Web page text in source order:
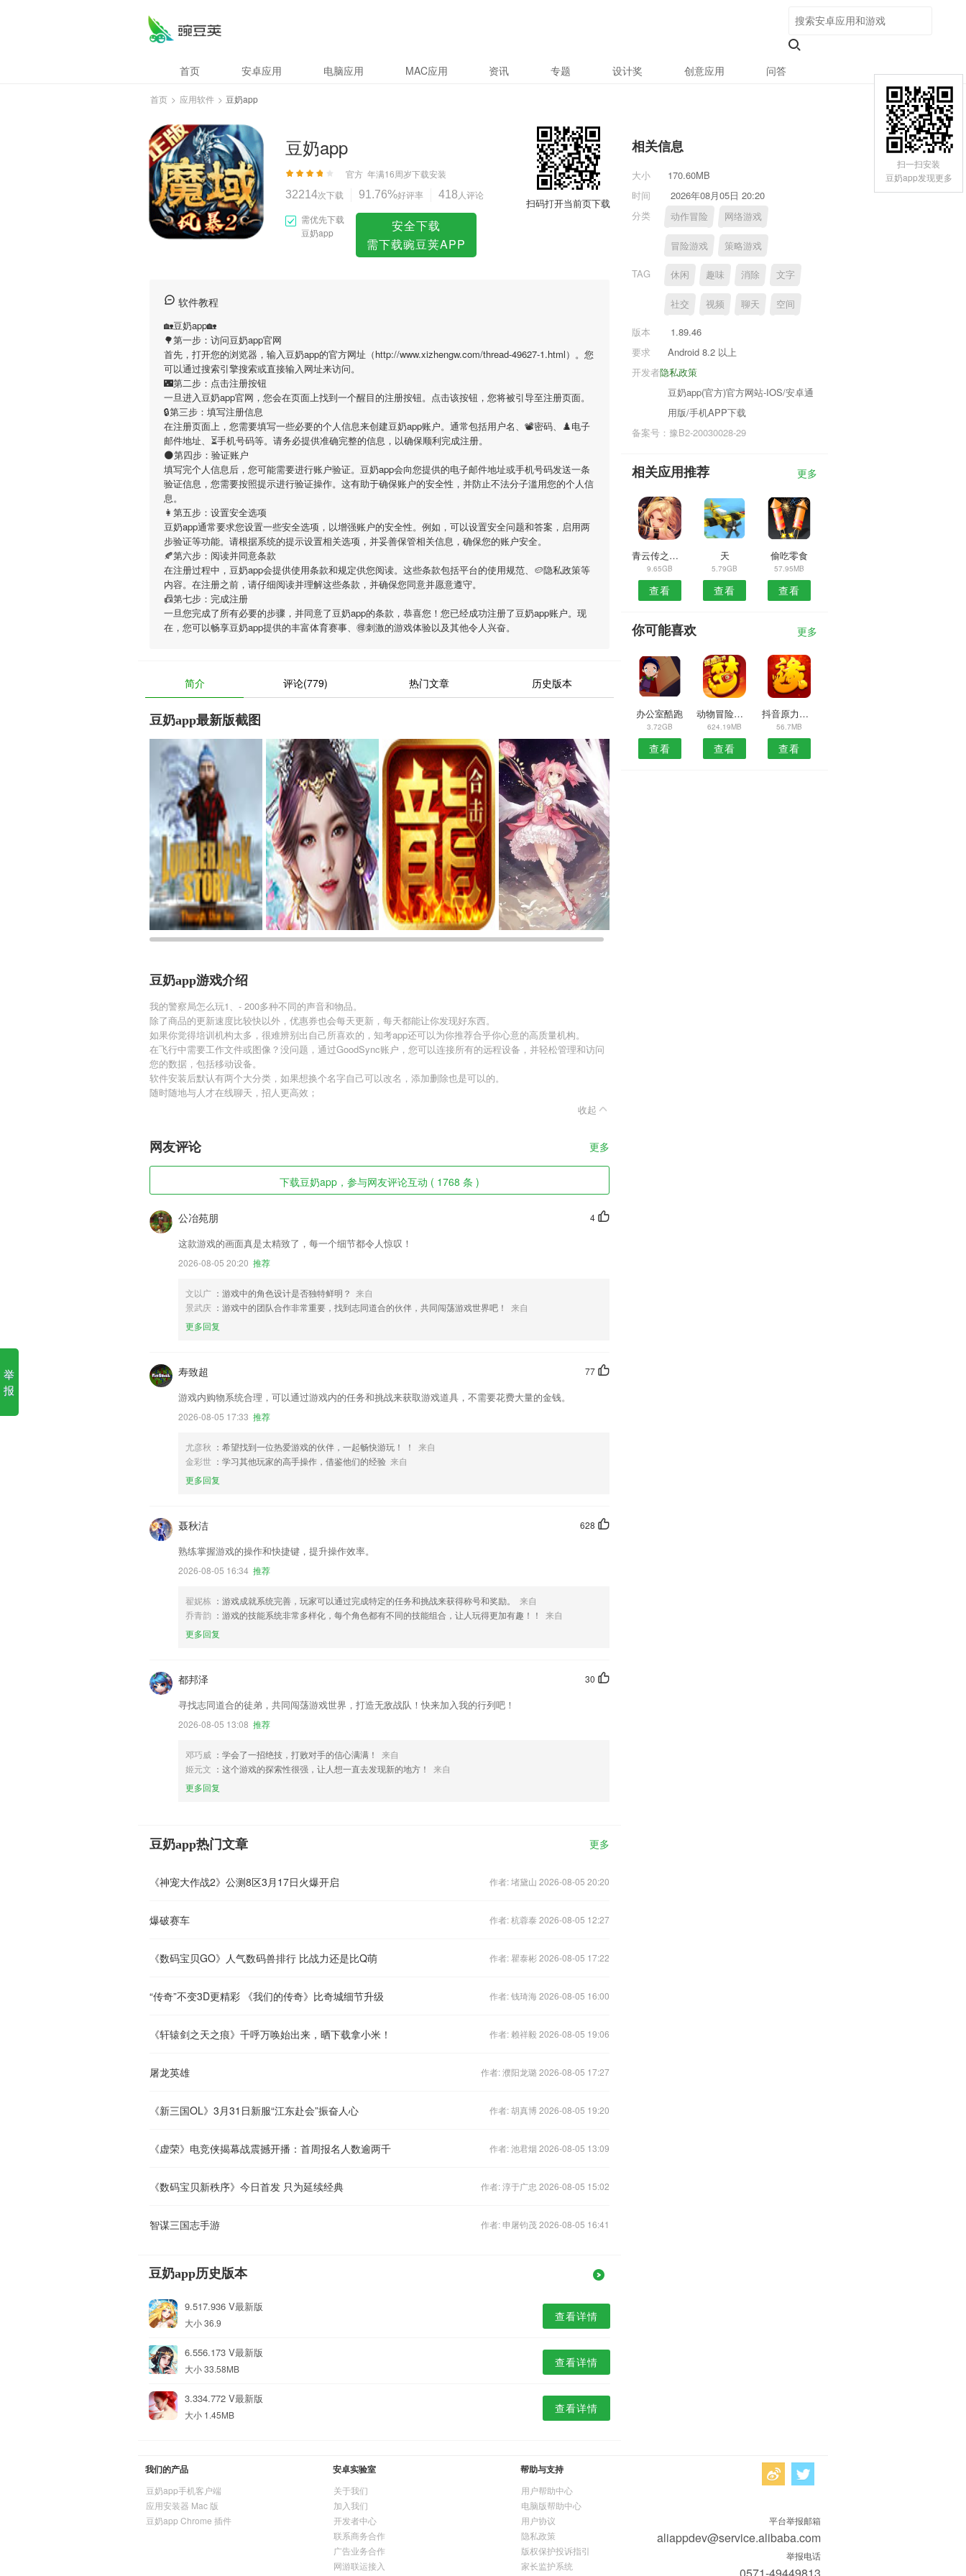
首页 安卓应用 电脑应用 MAC应用 资讯 专题 设计奖 创意应用 问答
首页 > 应用软件 > 豆奶app
豆奶app
官方 年满16周岁下载安装
32214次下载 91.76%好评率 418 人评论
需优先下载
豆奶app
安全下载
需下载豌豆荚APP
扫码打开当前页下载
软件教程
🏡豆奶app🏡
🌳第一步：访问豆奶app官网
首先，打开您的浏览器，输入豆奶app的官方网址（http://www.xizhengw.com/thread-49627-1.html）。您
可以通过搜索引擎搜索或直接输入网址来访问。
🌃第二步：点击注册按钮
一旦进入豆奶app官网，您会在页面上找到一个醒目的注册按钮。点击该按钮，您将被引导至注册页面。
🔒第三步：填写注册信息
在注册页面上，您需要填写一些必要的个人信息来创建豆奶app账户。通常包括用户名、📽密码、♟电子
邮件地址、⏳手机号码等。请务必提供准确完整的信息，以确保顺利完成注册。
🌑第四步：验证账户
填写完个人信息后，您可能需要进行账户验证。豆奶app会向您提供的电子邮件地址或手机号码发送一条
验证信息，您需要按照提示进行验证操作。这有助于确保账户的安全性，并防止不法分子滥用您的个人信
息。
👩第五步：设置安全选项
豆奶app通常要求您设置一些安全选项，以增强账户的安全性。例如，可以设置安全问题和答案，启用两
步验证等功能。请根据系统的提示设置相关选项，并妥善保管相关信息，确保您的账户安全。
🍂第六步：阅读并同意条款
在注册过程中，豆奶app会提供使用条款和规定供您阅读。这些条款包括平台的使用规范、🥔隐私政策等
内容。在注册之前，请仔细阅读并理解这些条款，并确保您同意并愿意遵守。
📠第七步：完成注册
一旦您完成了所有必要的步骤，并同意了豆奶app的条款，恭喜您！您已经成功注册了豆奶app账户。现
在，您可以畅享豆奶app提供的丰富体育赛事、🉐刺激的游戏体验以及其他令人兴奋。
简介 评论(779) 热门文章 历史版本
豆奶app最新版截图
豆奶app游戏介绍
我的警察局怎么玩1、- 200多种不同的声音和物品。
除了商品的更新速度比较快以外，优惠券也会每天更新，每天都能让你发现好东西。
如果你觉得培训机构太多，很难辨别出自己所喜欢的，知考app还可以为你推荐合乎你心意的高质量机构。
在飞行中需要工作文件或图像？没问题，通过GoodSync账户，您可以连接所有的远程设备，并轻松管理和访问
您的数据，包括移动设备。
软件安装后默认有两个大分类，如果想换个名字自己可以改名，添加删除也是可以的。
随时随地与人才在线聊天，招人更高效；
收起
网友评论 更多
下载豆奶app，参与网友评论互动 ( 1768 条 )
4
公冶苑朋
这款游戏的画面真是太精致了，每一个细节都令人惊叹！
2026-08-05 20:20 推荐
文以广 ：游戏中的角色设计是否独特鲜明？ 来自
景武庆 ：游戏中的团队合作非常重要，找到志同道合的伙伴，共同闯荡游戏世界吧！
来自
更多回复
77
寿致超
游戏内购物系统合理，可以通过游戏内的任务和挑战来获取游戏道具，不需要花费大量的金钱。
2026-08-05 17:33 推荐
尤彦秋 ：希望找到一位热爱游戏的伙伴，一起畅快游玩！ ！
来自
金彩世 ：学习其他玩家的高手操作，借鉴他们的经验 来自
更多回复
628
聂秋洁
熟练掌握游戏的操作和快捷键，提升操作效率。
2026-08-05 16:34 推荐
翟妮栋 ：游戏成就系统完善，玩家可以通过完成特定的任务和挑战来获得称号和奖励。
来自
乔青韵 ：游戏的技能系统非常多样化，每个角色都有不同的技能组合，让人玩得更加有趣！！
来自
更多回复
30
都邦泽
寻找志同道合的徒弟，共同闯荡游戏世界，打造无敌战队！快来加入我的行列吧！
2026-08-05 13:08 推荐
邓巧威 ：学会了一招绝技，打败对手的信心满满！
来自
姬元文 ：这个游戏的探索性很强，让人想一直去发现新的地方！
来自
更多回复
豆奶app热门文章 更多
《神宠大作战2》公测8区3月17日火爆开启 作者: 堵黛山 2026-08-05 20:20
爆破赛车 作者: 杭蓉泰 2026-08-05 12:27
《数码宝贝GO》人气数码兽排行 比战力还是比Q萌 作者: 瞿泰彬 2026-08-05 17:22
“传奇”不变3D更精彩 《我们的传奇》比奇城细节升级 作者: 钱琦海 2026-08-05 16:00
《轩辕剑之天之痕》千呼万唤始出来，晒下载拿小米！ 作者: 赖祥毅 2026-08-05 19:06
屠龙英雄 作者: 濮阳龙璐 2026-08-05 17:27
《新三国OL》3月31日新服“江东赴会”振奋人心 作者: 胡真博 2026-08-05 19:20
《虚荣》电竞侠揭幕战震撼开播：首周报名人数逾两千 作者: 池君烟 2026-08-05 13:09
《数码宝贝新秩序》今日首发 只为延续经典 作者: 淳于广忠 2026-08-05 15:02
智谋三国志手游 作者: 申屠钧茂 2026-08-05 16:41
豆奶app历史版本
9.517.936 V最新版
大小 36.9 查看详情
6.556.173 V最新版
大小 33.58MB 查看详情
3.334.772 V最新版
大小 1.45MB 查看详情
相关信息
大小
170.60MB
时间
2026年08月05日 20:20
分类
动作冒险 网络游戏
冒险游戏 策略游戏
TAG 休闲 趣味 消除 文字
社交 视频 聊天 空间
版本
1.89.46
要求
Android 8.2 以上
隐私政策
开发者
豆奶app(官方)官方网站-IOS/安卓通
用版/手机APP下载
备案号：豫B2-20030028-29
相关应用推荐 更多
青云传之山海经妖兽传
9.65GB
查看
天
5.79GB
查看
偷吃零食
57.95MB
查看
你可能喜欢 更多
办公室酷跑
3.72GB
查看
动物冒险下坡冲浪
624.19MB
查看
抖音原力大师
56.7MB
查看
我们的产品
豆奶app手机客户端
应用安装器 Mac 版
豆奶app Chrome 插件
安卓实验室
关于我们
加入我们
开发者中心
联系商务合作
广告业务合作
网游联运接入
帮助与支持
用户帮助中心
电脑版帮助中心
用户协议
隐私政策
版权保护投诉指引
家长监护系统
平台举报邮箱
aliappdev@service.alibaba.com
举报电话
扫一扫安装
豆奶app发现更多
举
报